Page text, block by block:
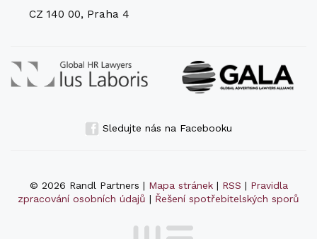
CZ 140 00, Praha 4
Sledujte nás na Facebooku
© 2026 Randl Partners | Mapa stránek| RSS | Pravidla
zpracování osobních údajů | Řešení spotřebitelských sporů